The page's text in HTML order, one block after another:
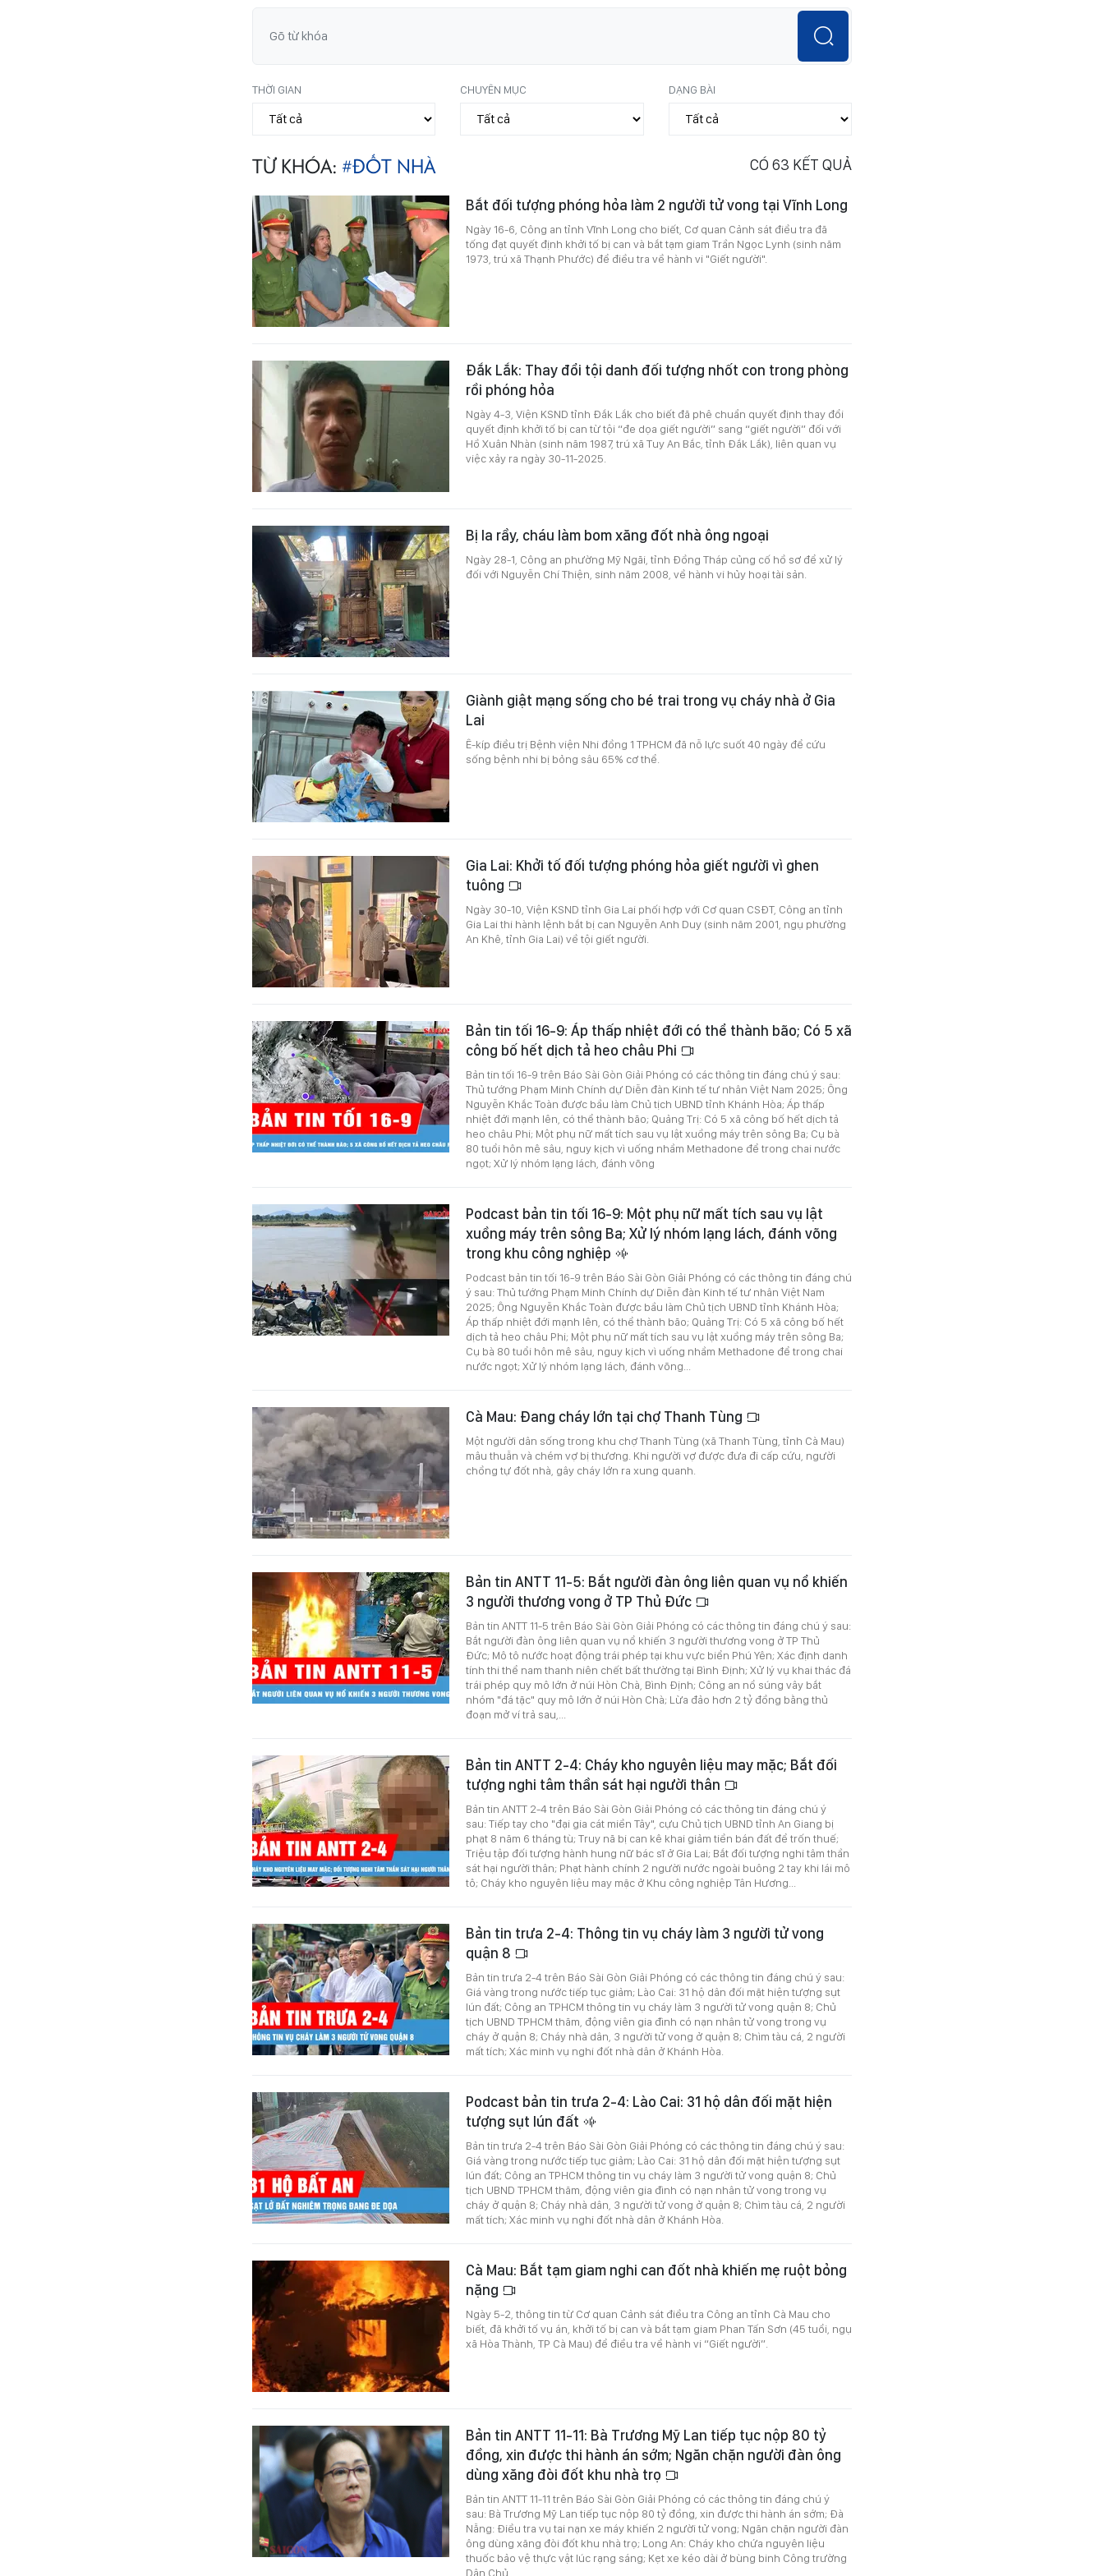
THỜI GIAN CHUYÊN MỤC DẠNG BÀI
TỪ KHÓA: #ĐỐT NHÀ CÓ 63 KẾT QUẢ
Bắt đối tượng phóng hỏa làm 2 người tử vong tại Vĩnh Long
Ngày 16-6, Công an tỉnh Vĩnh Long cho biết, Cơ quan Cảnh sát điều tra đã
tống đạt quyết định khởi tố bị can và bắt tạm giam Trần Ngọc Lynh (sinh năm
1973, trú xã Thạnh Phước) để điều tra về hành vi "Giết người".
Đắk Lắk: Thay đổi tội danh đối tượng nhốt con trong phòng
rồi phóng hỏa
Ngày 4-3, Viện KSND tỉnh Đắk Lắk cho biết đã phê chuẩn quyết định thay đổi
quyết định khởi tố bị can từ tội “đe dọa giết người” sang “giết người” đối với
Hồ Xuân Nhàn (sinh năm 1987, trú xã Tuy An Bắc, tỉnh Đắk Lắk), liên quan vụ
việc xảy ra ngày 30-11-2025.
Bị la rầy, cháu làm bom xăng đốt nhà ông ngoại
Ngày 28-1, Công an phường Mỹ Ngãi, tỉnh Đồng Tháp củng cố hồ sơ để xử lý
đối với Nguyễn Chí Thiện, sinh năm 2008, về hành vi hủy hoại tài sản.
Giành giật mạng sống cho bé trai trong vụ cháy nhà ở Gia
Lai
Ê-kíp điều trị Bệnh viện Nhi đồng 1 TPHCM đã nỗ lực suốt 40 ngày để cứu
sống bệnh nhi bị bỏng sâu 65% cơ thể.
Gia Lai: Khởi tố đối tượng phóng hỏa giết người vì ghen
tuông
Ngày 30-10, Viện KSND tỉnh Gia Lai phối hợp với Cơ quan CSĐT, Công an tỉnh
Gia Lai thi hành lệnh bắt bị can Nguyễn Anh Duy (sinh năm 2001, ngụ phường
An Khê, tỉnh Gia Lai) về tội giết người.
Bản tin tối 16-9: Áp thấp nhiệt đới có thể thành bão; Có 5 xã
công bố hết dịch tả heo châu Phi
Bản tin tối 16-9 trên Báo Sài Gòn Giải Phóng có các thông tin đáng chú ý sau:
Thủ tướng Phạm Minh Chính dự Diễn đàn Kinh tế tư nhân Việt Nam 2025; Ông
Nguyễn Khắc Toàn được bầu làm Chủ tịch UBND tỉnh Khánh Hòa; Áp thấp
nhiệt đới mạnh lên, có thể thành bão; Quảng Trị: Có 5 xã công bố hết dịch tả
heo châu Phi; Một phụ nữ mất tích sau vụ lật xuồng máy trên sông Ba; Cụ bà
80 tuổi hôn mê sâu, nguy kịch vì uống nhầm Methadone để trong chai nước
ngọt; Xử lý nhóm lạng lách, đánh võng
Podcast bản tin tối 16-9: Một phụ nữ mất tích sau vụ lật
xuồng máy trên sông Ba; Xử lý nhóm lạng lách, đánh võng
trong khu công nghiệp
Podcast bản tin tối 16-9 trên Báo Sài Gòn Giải Phóng có các thông tin đáng chú
ý sau: Thủ tướng Phạm Minh Chính dự Diễn đàn Kinh tế tư nhân Việt Nam
2025; Ông Nguyễn Khắc Toàn được bầu làm Chủ tịch UBND tỉnh Khánh Hòa;
Áp thấp nhiệt đới mạnh lên, có thể thành bão; Quảng Trị: Có 5 xã công bố hết
dịch tả heo châu Phi; Một phụ nữ mất tích sau vụ lật xuồng máy trên sông Ba;
Cụ bà 80 tuổi hôn mê sâu, nguy kịch vì uống nhầm Methadone để trong chai
nước ngọt; Xử lý nhóm lạng lách, đánh võng...
Cà Mau: Đang cháy lớn tại chợ Thanh Tùng
Một người dân sống trong khu chợ Thanh Tùng (xã Thanh Tùng, tỉnh Cà Mau)
mâu thuẫn và chém vợ bị thương. Khi người vợ được đưa đi cấp cứu, người
chồng tự đốt nhà, gây cháy lớn ra xung quanh.
Bản tin ANTT 11-5: Bắt người đàn ông liên quan vụ nổ khiến
3 người thương vong ở TP Thủ Đức
Bản tin ANTT 11-5 trên Báo Sài Gòn Giải Phóng có các thông tin đáng chú ý sau:
Bắt người đàn ông liên quan vụ nổ khiến 3 người thương vong ở TP Thủ
Đức; Mô tô nước hoạt động trái phép tại khu vực biển Phú Yên; Xác định danh
tính thi thể nam thanh niên chết bất thường tại Bình Định; Xử lý vụ khai thác đá
trái phép quy mô lớn ở núi Hòn Chà, Bình Định; Công an nổ súng vây bắt
nhóm "đá tặc" quy mô lớn ở núi Hòn Chà; Lừa đảo hơn 2 tỷ đồng bằng thủ
đoạn mở ví trả sau,...
Bản tin ANTT 2-4: Cháy kho nguyên liệu may mặc; Bắt đối
tượng nghi tâm thần sát hại người thân
Bản tin ANTT 2-4 trên Báo Sài Gòn Giải Phóng có các thông tin đáng chú ý
sau: Tiếp tay cho "đại gia cát miền Tây", cựu Chủ tịch UBND tỉnh An Giang bị
phạt 8 năm 6 tháng tù; Truy nã bị can kê khai giảm tiền bán đất để trốn thuế;
Triệu tập đối tượng hành hung nữ bác sĩ ở Gia Lai; Bắt đối tượng nghi tâm thần
sát hại người thân; Phạt hành chính 2 người nước ngoài buông 2 tay khi lái mô
tô; Cháy kho nguyên liệu may mặc ở Khu công nghiệp Tân Hương...
Bản tin trưa 2-4: Thông tin vụ cháy làm 3 người tử vong
quận 8
Bản tin trưa 2-4 trên Báo Sài Gòn Giải Phóng có các thông tin đáng chú ý sau:
Giá vàng trong nước tiếp tục giảm; Lào Cai: 31 hộ dân đối mặt hiện tượng sụt
lún đất; Công an TPHCM thông tin vụ cháy làm 3 người tử vong quận 8; Chủ
tịch UBND TPHCM thăm, động viên gia đình có nạn nhân tử vong trong vụ
cháy ở quận 8; Cháy nhà dân, 3 người tử vong ở quận 8; Chìm tàu cá, 2 người
mất tích; Xác minh vụ nghi đốt nhà dân ở Khánh Hòa.
Podcast bản tin trưa 2-4: Lào Cai: 31 hộ dân đối mặt hiện
tượng sụt lún đất
Bản tin trưa 2-4 trên Báo Sài Gòn Giải Phóng có các thông tin đáng chú ý sau:
Giá vàng trong nước tiếp tục giảm; Lào Cai: 31 hộ dân đối mặt hiện tượng sụt
lún đất; Công an TPHCM thông tin vụ cháy làm 3 người tử vong quận 8; Chủ
tịch UBND TPHCM thăm, động viên gia đình có nạn nhân tử vong trong vụ
cháy ở quận 8; Cháy nhà dân, 3 người tử vong ở quận 8; Chìm tàu cá, 2 người
mất tích; Xác minh vụ nghi đốt nhà dân ở Khánh Hòa.
Cà Mau: Bắt tạm giam nghi can đốt nhà khiến mẹ ruột bỏng
nặng
Ngày 5-2, thông tin từ Cơ quan Cảnh sát điều tra Công an tỉnh Cà Mau cho
biết, đã khởi tố vụ án, khởi tố bị can và bắt tạm giam Phan Tấn Sơn (45 tuổi, ngụ
xã Hòa Thành, TP Cà Mau) để điều tra về hành vi “Giết người”.
Bản tin ANTT 11-11: Bà Trương Mỹ Lan tiếp tục nộp 80 tỷ
đồng, xin được thi hành án sớm; Ngăn chặn người đàn ông
dùng xăng đòi đốt khu nhà trọ
Bản tin ANTT 11-11 trên Báo Sài Gòn Giải Phóng có các thông tin đáng chú ý
sau: Bà Trương Mỹ Lan tiếp tục nộp 80 tỷ đồng, xin được thi hành án sớm; Đà
Nẵng: Điều tra vụ tai nạn xe máy khiến 2 người tử vong; Ngăn chặn người đàn
ông dùng xăng đòi đốt khu nhà trọ; Long An: Cháy kho chứa nguyên liệu
thuốc bảo vệ thực vật lúc rạng sáng; Kẹt xe kéo dài ở bùng binh Công trường
Dân Chủ.